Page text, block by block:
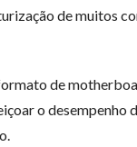
de muitos
de
o desempenho